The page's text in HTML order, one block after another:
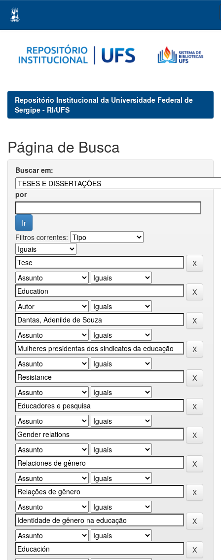
navigation
Repositório Institucional da Universidade Federal de
Sergipe - RI/UFS
Página de Busca
Buscar em:
por
Filtros correntes: